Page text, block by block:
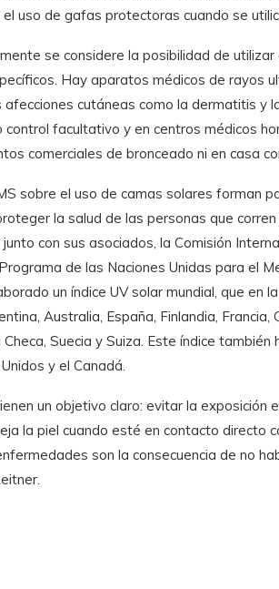
uso de gafas protectoras cuando se
se considere la posibilidad de
Hay aparatos médicos de rayos
cutáneas como la dermatitis y
facultativo y en centros médicos
comerciales de bronceado ni en casa
sobre el uso de camas solares forman
la salud de las personas que
con sus asociados, la Comisión
de las Naciones Unidas para el
un índice UV solar mundial, que en
Australia, España, Finlandia, Francia,
Suecia y Suiza. Este índice
y el Canadá.
un objetivo claro: evitar la exposición
la piel cuando esté en contacto directo
son la consecuencia de no